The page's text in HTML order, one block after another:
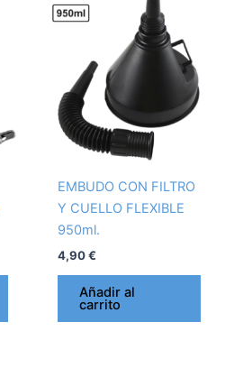
EMBUDO CON FILTRO
Y CUELLO FLEXIBLE
950ml.
4,90€
Añadir al
carrito